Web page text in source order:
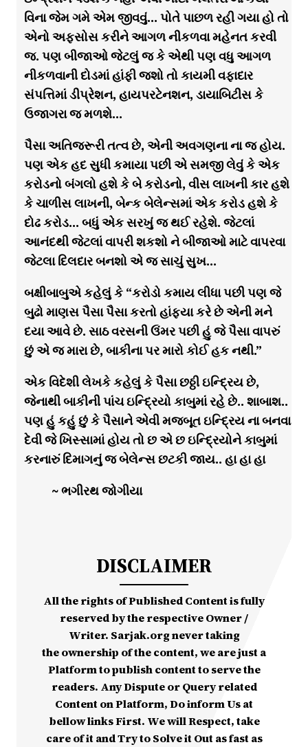
વિના જેમ ગમે એમ જીવવું… પોતે પાછળ રહી ગયા હો તો
એનો અફસોસ કરીને આગળ નીકળવા મહેનત કરવી
જ. પણ બીજાઓ જેટલું જ કે એથી પણ વધુ આગળ
નીકળવાની દોડમાં હાંફી જશો તો કાયમી વફાદાર
સંપત્તિમાં ડીપ્રેશન, હાયપરટેનશન, ડાયાબિટીસ કે
ઉજાગરા જ મળશે…
પૈસા અતિજરૂરી તત્વ છે, એની અવગણના ના જ હોય.
પણ એક હદ સુધી કમાયા પછી એ સમજી લેવું કે એક
કરોડનો બંગલો હશે કે બે કરોડનો, વીસ લાખની કાર હશે
કે ચાળીસ લાખની, બેન્ક બેલેન્સમાં એક કરોડ હશે કે
દોઢ કરોડ… બધું એક સરખું જ થઈ રહેશે. જેટલાં
આનંદથી જેટલાં વાપરી શકશો ને બીજાઓ માટે વાપરવા
જેટલા દિલદાર બનશો એ જ સાચું સુખ…
બક્ષીબાબુએ કહેલું કે “કરોડો કમાય લીધા પછી પણ જે
બુઢો માણસ પૈસા પૈસા કરતો હાંફયા કરે છે એની મને
દયા આવે છે. સાઠ વરસની ઉંમર પછી હું જે પૈસા વાપરું
છું એ જ મારા છે, બાકીના પર મારો કોઈ હક નથી.”
એક વિદેશી લેખકે કહેલું કે પૈસા છઠ્ઠી ઇન્દ્રિય છે,
જેનાથી બાકીની પાંચ ઇન્દ્રિયો કાબુમાં રહે છે.. શાબાશ..
પણ હું કહું છું કે પૈસાને એવી મજબૂત ઇન્દ્રિય ના બનવા
દેવી જે ખિસ્સામાં હોય તો છ એ છ ઇન્દ્રિયોને કાબુમાં
કરનારું દિમાગનું જ બેલેન્સ છટકી જાય.. હા હા હા
~ ભગીરથ જોગીયા
DISCLAIMER
All the rights of Published Content is fully
reserved by the respective Owner /
Writer. Sarjak.org never taking
the ownership of the content, we are just a
Platform to publish content to serve the
readers. Any Dispute or Query related
Content on Platform, Do inform Us at
bellow links First. We will Respect, take
care of it and Try to Solve it Out as fast as